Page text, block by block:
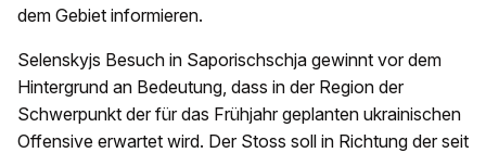
dem Gebiet informieren.
Selenskyjs Besuch in Saporischschja gewinnt vor dem
Hintergrund an Bedeutung, dass in der Region der
Schwerpunkt der für das Frühjahr geplanten ukrainischen
Offensive erwartet wird. Der Stoss soll in Richtung der seit